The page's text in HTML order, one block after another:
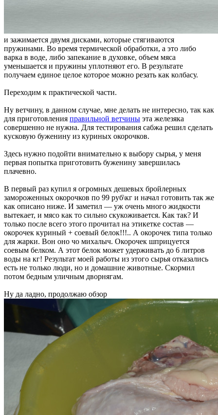
и зажимается двумя дисками, которые стягиваются
пружинами. Во время термической обработки, а это либо
варка в воде, либо запекание в духовке, объем мяса
уменьшается и пружины уплотняют его. В результате
получаем единое целое которое можно резать как колбасу.
Переходим к практической части.
Ну ветчину, в данном случае, мне делать не интересно, так как
для приготовления правильной ветчины эта железяка
совершенно не нужна. Для тестирования сабжа решил сделать
кусковую буженину из куриных окорочков.
Здесь нужно подойти внимательно к выбору сырья, у меня
первая попытка приготовить буженину завершилась
плачевно.
В первый раз купил я огромных дешевых бройлерных
замороженных окорочков по 99 руб\кг и начал готовить так же
как описано ниже. И заметил — уж очень много жидкости
вытекает, и мясо как то сильно скукоживается. Как так? И
только после всего этого прочитал на этикетке состав —
окорочек куриный + соевый белок!!!.. А окорочек типа только
для жарки. Вон оно чо михалыч. Окорочек шприцуется
соевым белком. А этот белок может удерживать до 6 литров
воды на кг! Результат моей работы из этого сырья отказались
есть не только люди, но и домашние животные. Скормил
потом бедным уличным дворнягам.
Ну да ладно, продолжаю обзор